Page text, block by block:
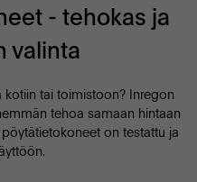
- tehokas ja
valinta
tai toimistoon? Inregon
tehoa samaan hintaan
on testattu ja